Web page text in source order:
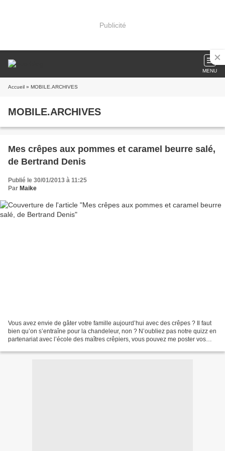
Publicité
MENU
Accueil » MOBILE.ARCHIVES
MOBILE.ARCHIVES
Mes crêpes aux pommes et caramel beurre salé,
de Bertrand Denis
Publié le 30/01/2013 à 11:25
Par Maike
Vous avez envie de gâter votre famille aujourd’hui avec des crêpes ? Il faut
bien qu’on s’entraîne pour la chandeleur, non ? N’oubliez pas notre quizz en
partenariat avec l’école des maîtres crêpiers, vous pouvez me poster vos